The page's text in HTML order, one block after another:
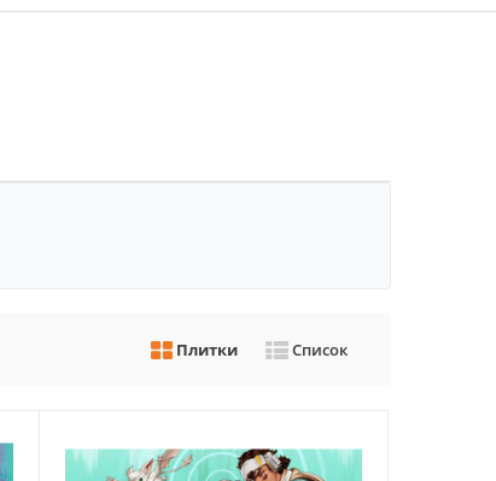
Плитки Список